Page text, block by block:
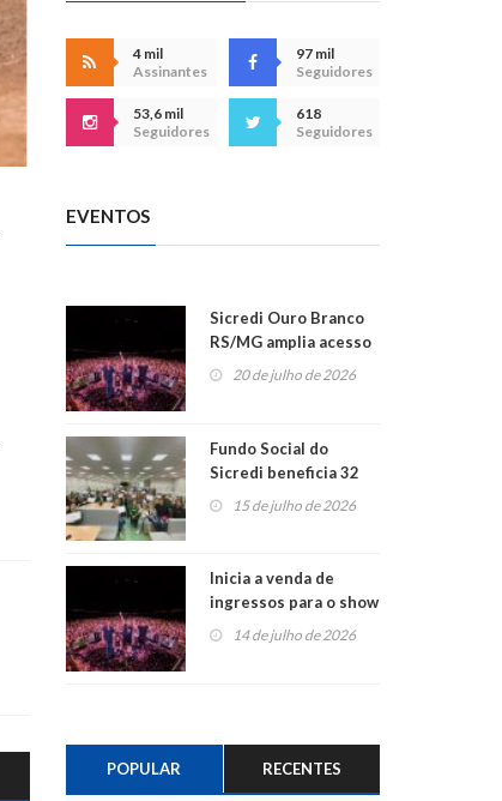
4 mil
Assinantes
97 mil
Seguidores
53,6 mil
Seguidores
618
Seguidores
EVENTOS
Sicredi Ouro Branco
RS/MG amplia acesso
ao show dos 45 anos
20 de julho de 2026
Fundo Social do
Sicredi beneficia 32
projetos em
Montenegro
15 de julho de 2026
Inicia a venda de
ingressos para o show
do Jota Quest nos 45
14 de julho de 2026
POPULAR RECENTES